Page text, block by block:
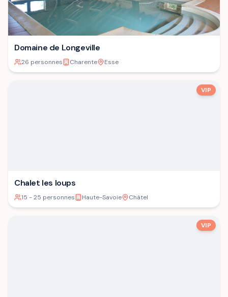
Domaine de Longeville
26 personnes Charente Esse
VIP
Chalet les loups
15 - 25 personnes Haute-Savoie Châtel
VIP